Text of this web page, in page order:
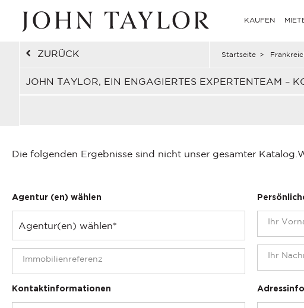
KAUFEN
ZURÜCK Startseite >
JOHN TAYLOR, EIN ENGAGIERTES EXPERTENTEAM –
Die folgenden Ergebnisse sind nicht unser gesamter Katalog.
Agentur (en) wählen
Kontaktinformationen